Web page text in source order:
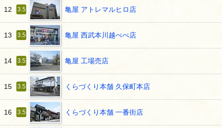
12 3.5 亀屋 アトレマルヒロ店
13 3.5 亀屋 西武本川越ぺぺ店
14 3.5 亀屋 工場売店
15 3.5 くらづくり本舗 久保町本店
16 3.5 くらづくり本舗 一番街店